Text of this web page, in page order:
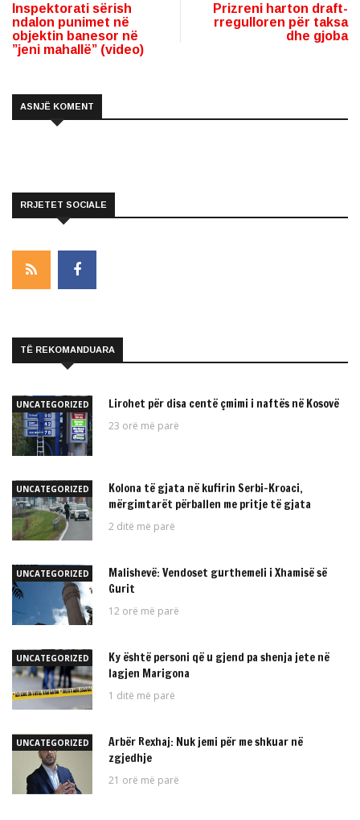
Inspektorati sërish
ndalon punimet në
objektin banesor në
”jeni mahallë” (video)
Prizreni harton draft-
rregulloren për taksa
dhe gjoba
ASNJË KOMENT
RRJETET SOCIALE
TË REKOMANDUARA
UNCATEGORIZED Lirohet për disa centë çmimi i naftës në Kosovë
23 orë më parë
UNCATEGORIZED
Kolona të gjata në kufirin Serbi–Kroaci,
mërgimtarët përballen me pritje të gjata
2 ditë më parë
UNCATEGORIZED
Malishevë: Vendoset gurthemeli i Xhamisë së
Gurit
12 orë më parë
UNCATEGORIZED
Ky është personi që u gjend pa shenja jete në
lagjen Marigona
1 ditë më parë
UNCATEGORIZED
Arbër Rexhaj: Nuk jemi për me shkuar në
zgjedhje
21 orë më parë